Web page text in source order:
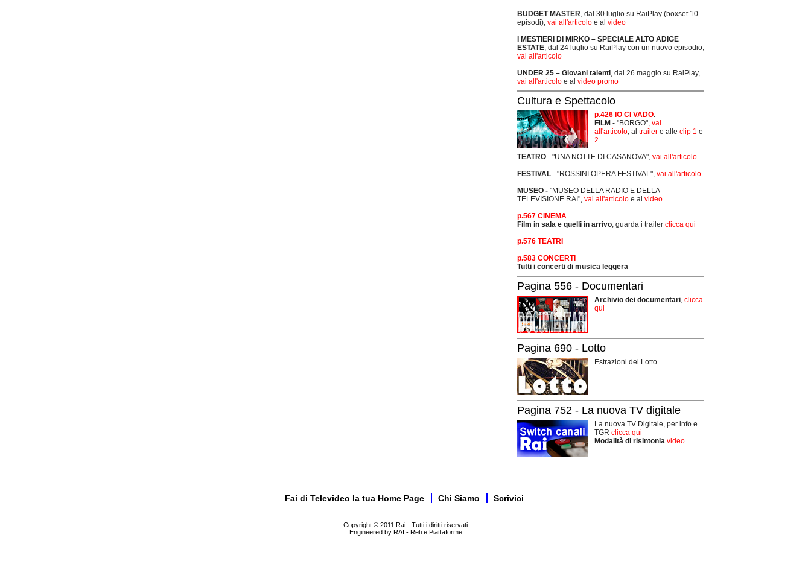
BUDGET MASTER , dal 30 luglio su RaiPlay (boxset 10
episodi), vai all'articolo e al video
I MESTIERI DI MIRKO – SPECIALE ALTO ADIGE
ESTATE , dal 24 luglio su RaiPlay con un nuovo episodio,
vai all'articolo
UNDER 25 – Giovani talenti , dal 26 maggio su RaiPlay,
vai all'articolo e al video promo
Cultura e Spettacolo
p.426 IO CI VADO:
FILM - "BORGO", vai
all'articolo , al trailer e alle clip 1 e
2
TEATRO - "UNA NOTTE DI CASANOVA", vai all'articolo
FESTIVAL - "ROSSINI OPERA FESTIVAL", vai all'articolo
MUSEO - "MUSEO DELLA RADIO E DELLA
TELEVISIONE RAI", vai all'articolo e al video
p.567 CINEMA
Film in sala e quelli in arrivo , guarda i trailer clicca qui
p.576 TEATRI
p.583 CONCERTI
Tutti i concerti di musica leggera
Pagina 556 - Documentari
Archivio dei documentari clicca
qui
Pagina 690 - Lotto
Estrazioni del Lotto
Pagina 752 - La nuova TV digitale
La nuova TV Digitale, per info e
TGR clicca qui
Modalità di risintonia video
Fai di Televideo la tua Home Page Chi Siamo Scrivici
Copyright © 2011 Rai - Tutti i diritti riservati
Engineered by RAI - Reti e Piattaforme